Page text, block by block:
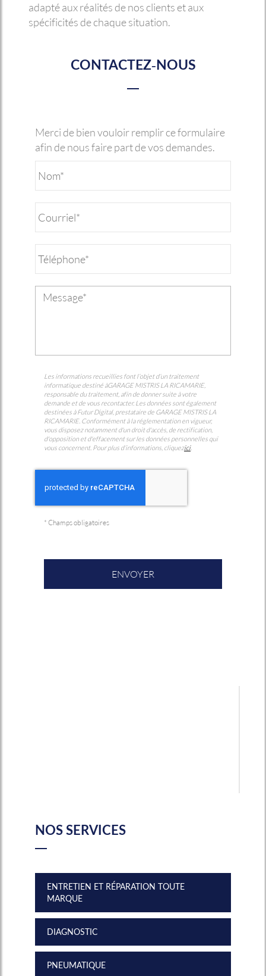
adapté aux réalités de nos clients et aux
spécificités de chaque situation.
CONTACTEZ-NOUS
Merci de bien vouloir remplir ce formulaire
afin de nous faire part de vos demandes.
Les informations recueillies font l’objet d’un traitement
informatique destiné àGARAGE MISTRIS LA RICAMARIE,
responsable du traitement, afin de donner suite à votre
demande et de vous recontacter. Les données sont également
destinées à Futur Digital, prestataire de GARAGE MISTRIS LA
RICAMARIE. Conformément à la réglementation en vigueur,
vous disposez notamment d'un droit d'accès, de rectification,
d'opposition et d'effacement sur les données personnelles qui
vous concernent. Pour plus d’informations, cliquezici.
* Champs obligatoires
NOS SERVICES
ENTRETIEN ET RÉPARATION TOUTE
MARQUE
DIAGNOSTIC
PNEUMATIQUE